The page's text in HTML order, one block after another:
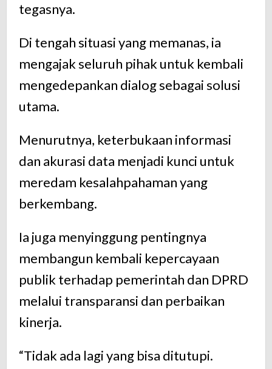
tegasnya.
Di tengah situasi yang memanas, ia
mengajak seluruh pihak untuk kembali
mengedepankan dialog sebagai solusi
utama.
Menurutnya, keterbukaan informasi
dan akurasi data menjadi kunci untuk
meredam kesalahpahaman yang
berkembang.
Ia juga menyinggung pentingnya
membangun kembali kepercayaan
publik terhadap pemerintah dan DPRD
melalui transparansi dan perbaikan
kinerja.
“Tidak ada lagi yang bisa ditutupi.